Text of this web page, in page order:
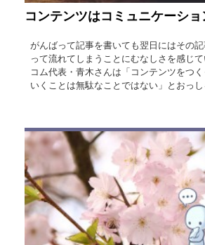
コンテンツはコミュニケーシ
がんばって記事を書いても翌日にはその
って流れてしまうことにむなしさを感じ
コム代表・青木さんは「コンテンツをつ
いくことは無駄なことではない」とおっし